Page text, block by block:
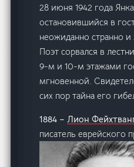
28 июня 1942 года
остановившийся в
неожиданно странно и
Поэт сорвался в
9-м и 10-м этажами
мгновенной.
сих пор тайна его
1884 –Лион
писатель еврейского